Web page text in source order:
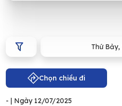
Thứ Bảy,
Chọn chiều đi
- | Ngày 12/07/2025